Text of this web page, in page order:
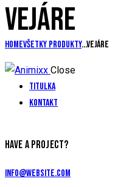
VEJÁRE
HomeVšetky produkty...Vejáre
Close
Titulka
Kontakt
HAVE A PROJECT?
info@website.com